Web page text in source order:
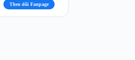
Theo dõi Fanpage